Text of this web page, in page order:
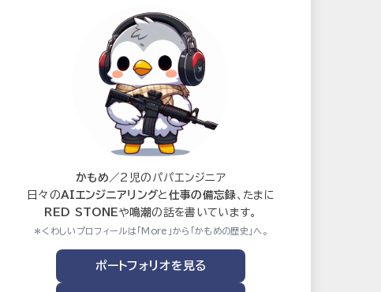
かもめ ／2児のパパエンジニア
日々のAIエンジニアリングと 仕事の備忘録、たまに
RED STONEや 鳴潮 の話を書いています。
＊くわしいプロフィールは「More」から「かもめの歴史」へ。
ポートフォリオを見る